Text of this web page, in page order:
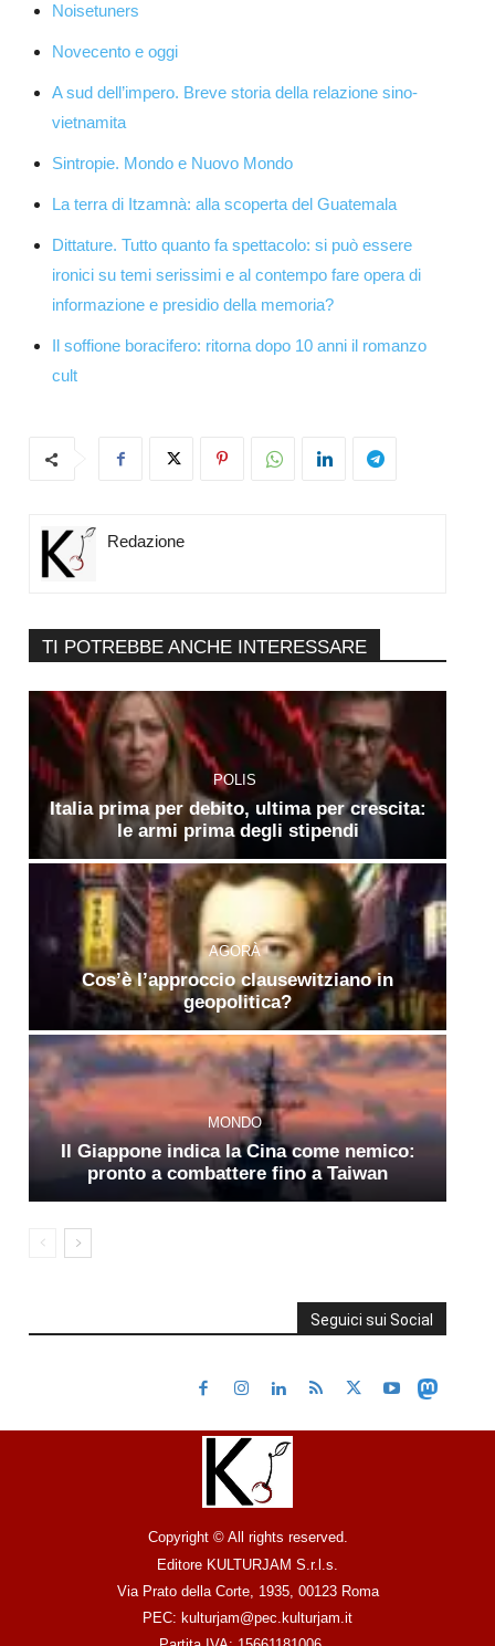
Noisetuners
Novecento e oggi
A sud dell’impero. Breve storia della relazione sino-
vietnamita
Sintropie. Mondo e Nuovo Mondo
La terra di Itzamnà: alla scoperta del Guatemala
Dittature. Tutto quanto fa spettacolo: si può essere
ironici su temi serissimi e al contempo fare opera di
informazione e presidio della memoria?
Il soffione boracifero: ritorna dopo 10 anni il romanzo
cult
Redazione
TI POTREBBE ANCHE INTERESSARE
POLIS
Italia prima per debito, ultima per crescita:
le armi prima degli stipendi
AGORÀ
Cos’è l’approccio clausewitziano in
geopolitica?
MONDO
Il Giappone indica la Cina come nemico:
pronto a combattere fino a Taiwan
Seguici sui Social
Copyright © All rights reserved.
Editore KULTURJAM S.r.l.s.
Via Prato della Corte, 1935, 00123 Roma
PEC: kulturjam@pec.kulturjam.it